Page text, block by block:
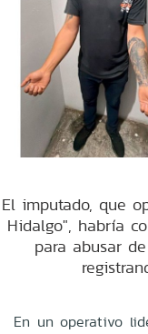
El imputado, que
Hidalgo", habría
para abusar
En un operativo